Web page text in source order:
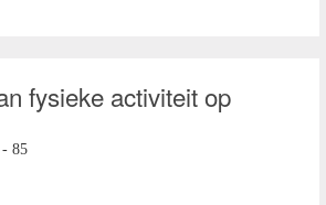
fysieke activiteit op
85